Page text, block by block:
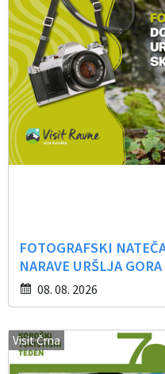
FOTOGRAFSKI
NARAVE URŠLJA
08. 08. 2026
Visit Črna